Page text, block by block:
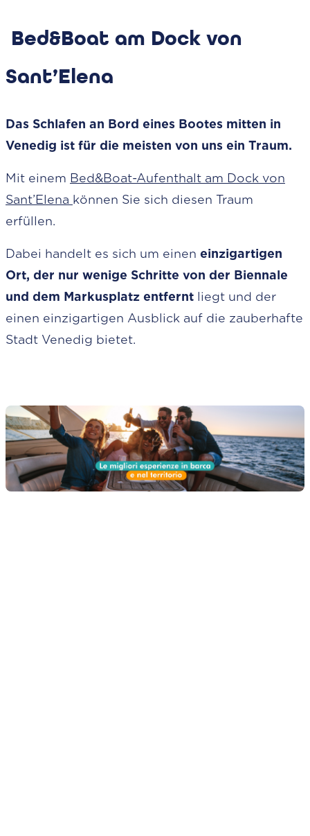
Bed&Boat am Dock von
Sant’Elena
Das Schlafen an Bord eines Bootes mitten in
Venedig ist für die meisten von uns ein Traum.
Mit einem Bed&Boat-Aufenthalt am Dock von
Sant’Elena können Sie sich diesen Traum
erfüllen.
Dabei handelt es sich um einen einzigartigen
Ort, der nur wenige Schritte von der Biennale
und dem Markusplatz entfernt liegt und der
einen einzigartigen Ausblick auf die zauberhafte
Stadt Venedig bietet.